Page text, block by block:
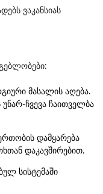
ვაკანსიას
მასალის აღება.
ჩვევა ჩაითველბა
დამყარება
დაკავშირებით.
სისტემაში